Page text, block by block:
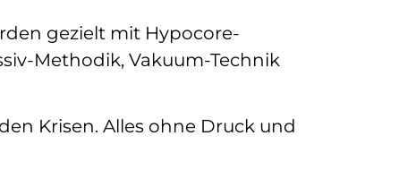
gezielt mit Hypocore-
Methodik, Vakuum-Technik
Krisen. Alles ohne Druck und